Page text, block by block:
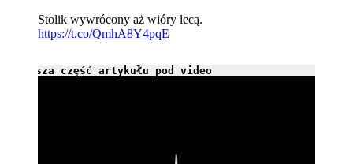
Stolik wywrócony aż wióry lecą.
https://t.co/QmhA8Y4pqE
Dalsza część artykułu pod video